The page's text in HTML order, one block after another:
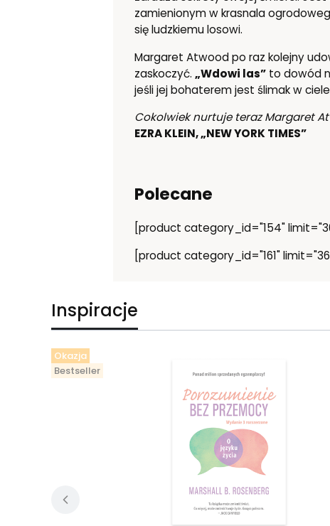
zamienionym w krasnala
się ludzkiemu losowi.
Margaret Atwood po raz kolejny
zaskoczyć. „Wdowi las”to dowód
jeśli jej bohaterem jest ślimak w ciele
Cokolwiek nurtuje teraz Margaret
EZRA KLEIN, „NEW YORK TIMES”
Polecane
[product category_id="154"
[product category_id="161"
Inspiracje
Okazja
Bestseller